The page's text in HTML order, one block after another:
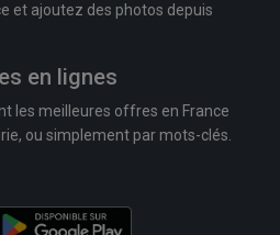
et ajoutez des photos depuis
en lignes
les meilleures offres en France
ou simplement par mots-clés.